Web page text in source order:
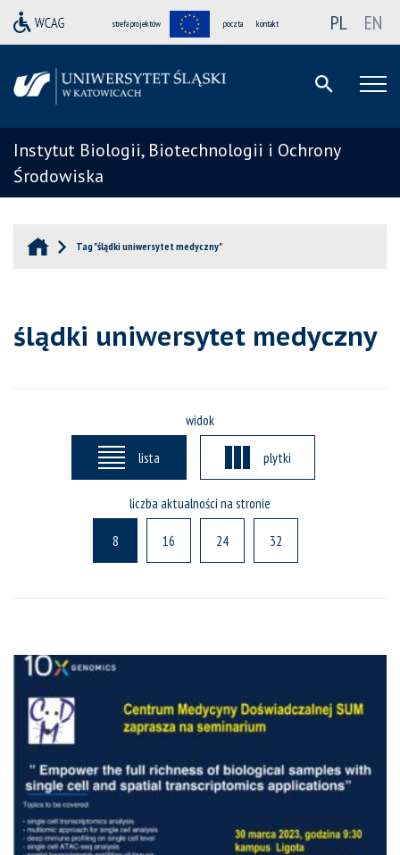
strefa projektów poczta kontakt PL EN
Instytut Biologii, Biotechnologii i Ochrony
Środowiska
Tag "ślądki uniwersytet medyczny"
ślądki uniwersytet medyczny
widok
lista plytki
liczba aktualności na stronie
8 16 24 32